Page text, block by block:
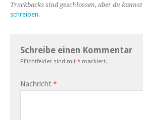
Trackbacks sind geschlossen, aber du kannst
schreiben.
Schreibe einen Kommentar
Pflichtfelder sind mit * markiert.
Nachricht *